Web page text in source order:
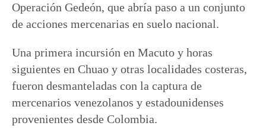
Operación Gedeón, que abría paso a un conjunto
de acciones mercenarias en suelo nacional.
Una primera incursión en Macuto y horas
siguientes en Chuao y otras localidades costeras,
fueron desmanteladas con la captura de
mercenarios venezolanos y estadounidenses
provenientes desde Colombia.